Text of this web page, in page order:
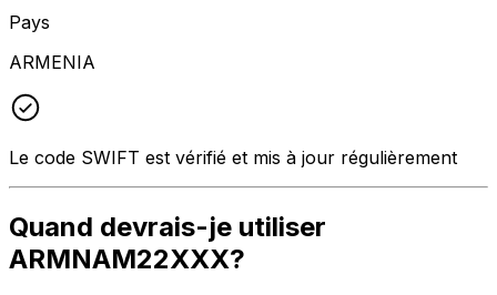
Pays
ARMENIA
Le code SWIFT est vérifié et mis à jour régulièrement
Quand devrais-je utiliser
ARMNAM22XXX?